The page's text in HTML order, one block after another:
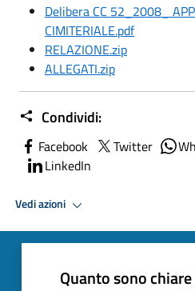
Delibera CC 52_2008_
CIMITERIALE.pdf
RELAZIONE.zip
ALLEGATI.zip
Condividi:
Facebook Twitter
LinkedIn
Vedi azioni
Quanto sono